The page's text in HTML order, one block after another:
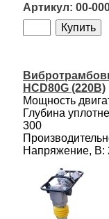
00-
HCD80G (220В)
Мощность
Глубина
300
Напряжение, В: